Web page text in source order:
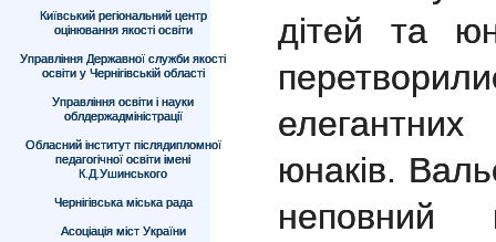
Київський регіональний центр
оцінювання якості освіти
Управління Державної служби якості
освіти у Чернігівській області
Управління освіти і науки
облдержадміністрації
Обласний інститут післядипломної
педагогічної освіти імені
К.Д.Ушинського
Чернігівська міська рада
Асоціація міст України
дітей та
юнаків.
неповний